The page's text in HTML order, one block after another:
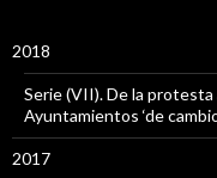
2018
Serie (VII). De la
Ayuntamientos ‘de
2017